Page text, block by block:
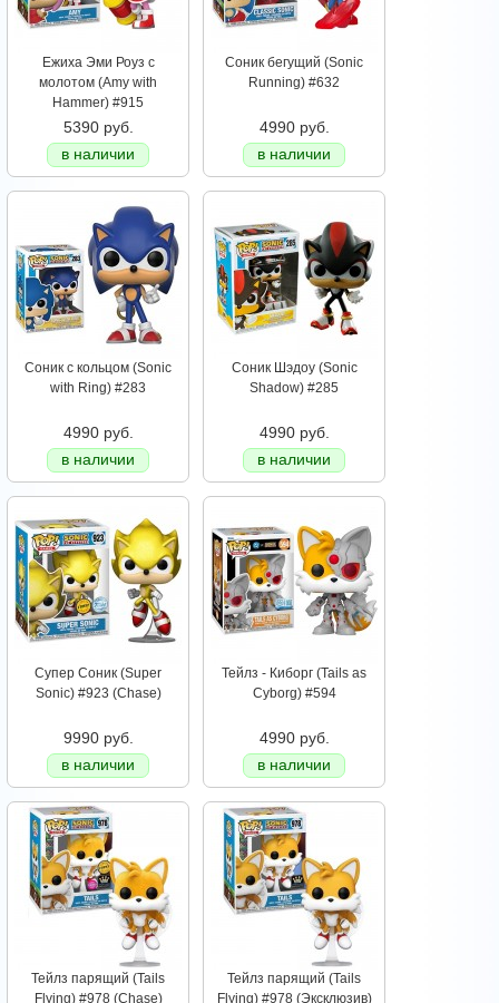
Ежиха Эми Роуз c
молотом (Amy with
Hammer) #915
5390 руб.
в наличии
Соник бегущий (Sonic
Running) #632
4990 руб.
в наличии
Соник с кольцом (Sonic
with Ring) #283
4990 руб.
в наличии
Соник Шэдоу (Sonic
Shadow) #285
4990 руб.
в наличии
Супер Соник (Super
Sonic) #923 (Chase)
9990 руб.
в наличии
Тейлз - Киборг (Tails as
Cyborg) #594
4990 руб.
в наличии
Тейлз парящий (Tails
Flying) #978 (Chase)
Тейлз парящий (Tails
Flying) #978 (Эксклюзив)